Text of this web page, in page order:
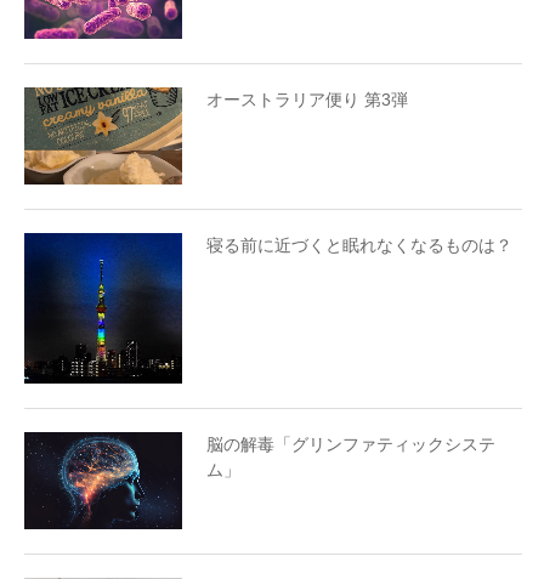
オーストラリア便り 第3弾
寝る前に近づくと眠れなくなるものは？
脳の解毒「グリンファティックシステ
ム」